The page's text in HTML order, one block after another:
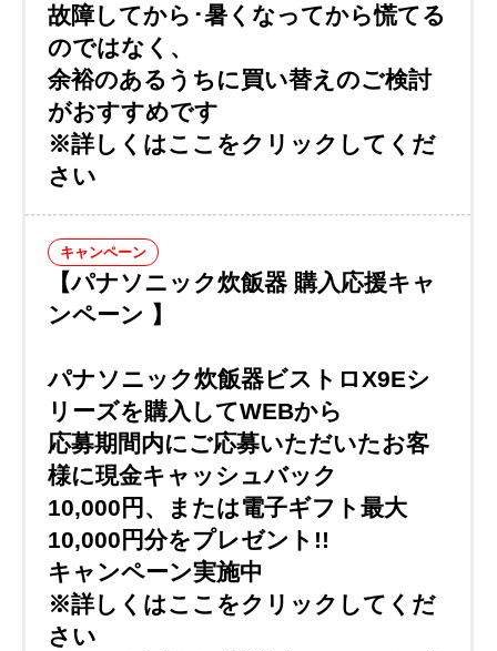
故障してから･暑くなってから慌てる
のではなく、
余裕のあるうちに買い替えのご検討
がおすすめです
※詳しくはここをクリックしてくだ
さい
キャンペーン
【パナソニック炊飯器 購入応援キャ
ンペーン 】
パナソニック炊飯器ビストロX9Eシ
リーズを購入してWEBから
応募期間内にご応募いただいたお客
様に現金キャッシュバック
10,000円、または電子ギフト最大
10,000円分をプレゼント!!
キャンペーン実施中
※詳しくはここをクリックしてくだ
さい